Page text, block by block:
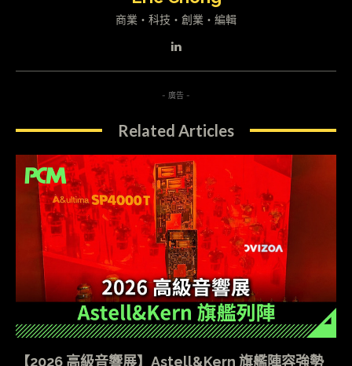
商業・科技・創業・編輯
- 廣告 -
Related Articles
【2026 高級音響展】Astell&Kern 旗艦陣容強勢